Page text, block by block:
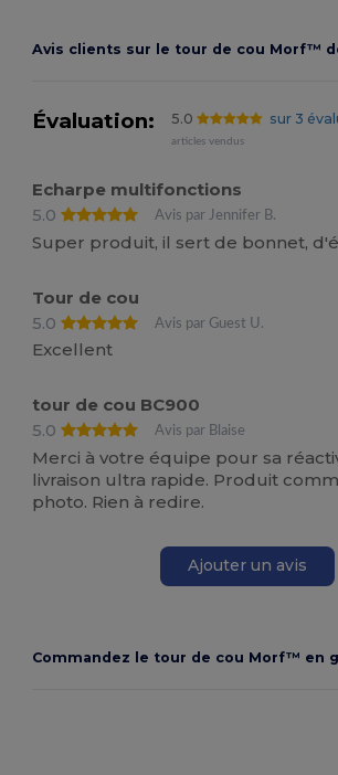
Avis clients sur le tour de cou Morf™
Évaluation: 5.0 sur 3
articles vendus
Echarpe multifonctions
5.0
Avis par Jennifer B.
Super produit, il sert de bonnet,
Tour de cou
5.0
Avis par Guest U.
Excellent
tour de cou BC900
5.0
Avis par Blaise
Merci à votre équipe pour sa
livraison ultra rapide. Produit
photo. Rien à redire.
Ajouter un avis
Commandez le tour de cou Morf™ en